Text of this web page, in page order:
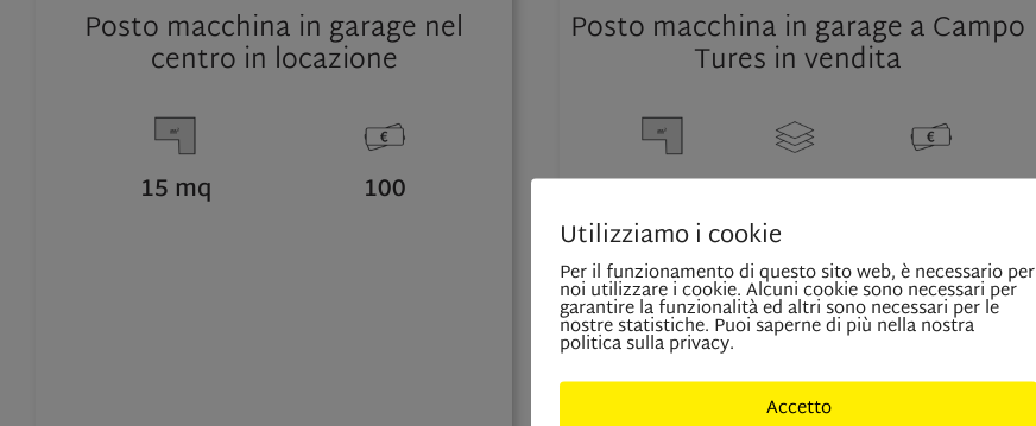
Posto macchina in garage nel
centro in locazione
15 mq 100
Posto macchina in garage a Campo
Tures in vendita
15 mq -1 28.000
Utilizziamo i cookie
Per il funzionamento di questo sito web, è necessario per
noi utilizzare i cookie. Alcuni cookie sono necessari per
garantire la funzionalità ed altri sono necessari per le
nostre statistiche. Puoi saperne di più nella nostra
politica sulla privacy.
Accetto